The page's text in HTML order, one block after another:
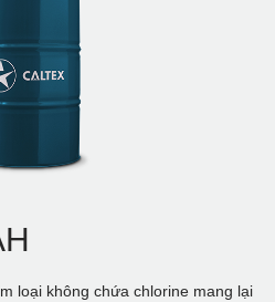
loại không chứa chlorine mang lại